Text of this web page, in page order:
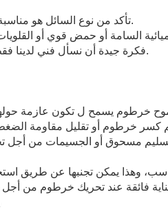
1، تأكد من نوع السائل هو مناسبة للخرطوم.
فكرة جيدة أن نسأل فني لدينا فقط لتكون آمنة.